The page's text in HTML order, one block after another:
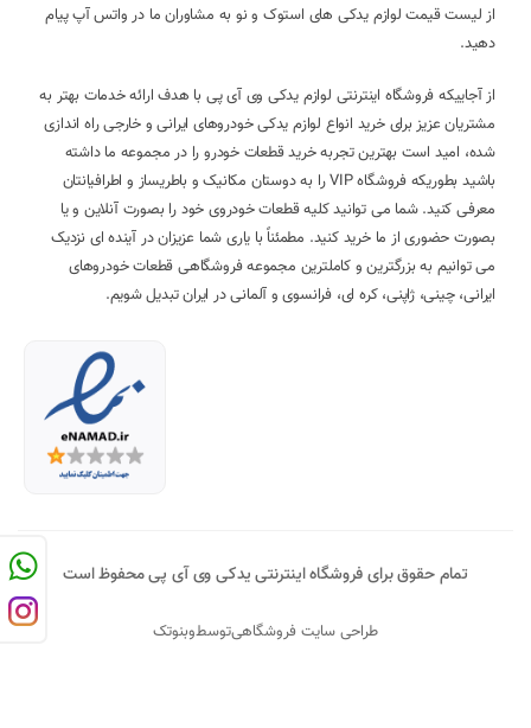
از لیست قیمت لوازم یدکی های استوک و نو به مشاوران ما در واتس آپ پیام
دهید.
از آجاییکه فروشگاه اینترنتی لوازم یدکی وی آی پی با هدف ارائه خدمات بهتر به
مشتریان عزیز برای خرید انواع لوازم یدکی خودروهای ایرانی و خارجی راه اندازی
شده، امید است بهترین تجربه خرید قطعات خودرو را در مجموعه ما داشته
باشید بطوریکه فروشگاه VIP را به دوستان مکانیک و باطریساز و اطرافیانتان
معرفی کنید. شما می توانید کلیه قطعات خودروی خود را بصورت آنلاین و یا
بصورت حضوری از ما خرید کنید. مطمئناً با یاری شما عزیزان در آینده ای نزدیک
می توانیم به بزرگترین و کاملترین مجموعه فروشگاهی قطعات خودروهای
ایرانی، چینی، ژاپنی، کره ای، فرانسوی و آلمانی در ایران تبدیل شویم.
تمام حقوق برای فروشگاه اینترنتی یدکی وی آی پی محفوظ است
طراحی سایت فروشگاهیتوسطوبنوتک